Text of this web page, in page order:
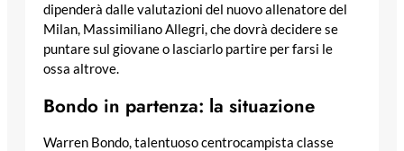
dipenderà dalle valutazioni del nuovo allenatore del
Milan, Massimiliano Allegri, che dovrà decidere se
puntare sul giovane o lasciarlo partire per farsi le
ossa altrove.
Bondo in partenza: la situazione
Warren Bondo, talentuoso centrocampista classe